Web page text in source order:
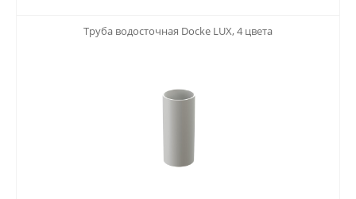
Труба водосточная Docke LUX, 4 цвета